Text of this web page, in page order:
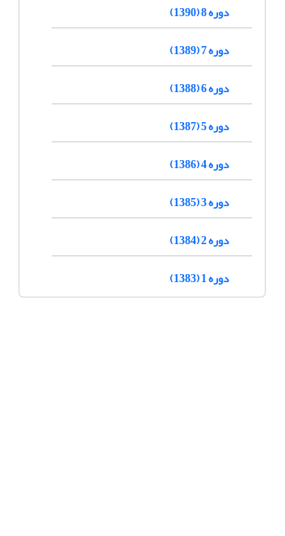
دوره 8 (1390)
دوره 7 (1389)
دوره 6 (1388)
دوره 5 (1387)
دوره 4 (1386)
دوره 3 (1385)
دوره 2 (1384)
دوره 1 (1383)